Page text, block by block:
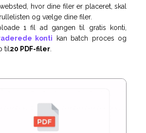
hvor dine filer er placeret, skal
og vælge dine filer.
1 fil ad gangen til gratis konti,
konti kan batch proces og
til 20 PDF-filer